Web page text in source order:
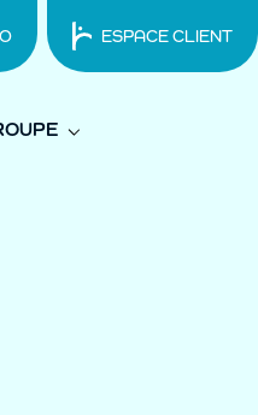
ESPACE CLIENT